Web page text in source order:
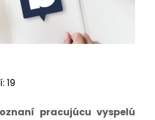
19
pracujúcu vyspelú